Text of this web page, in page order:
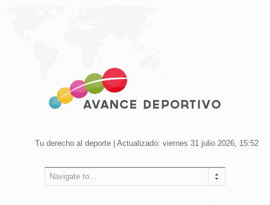
Tu derecho al deporte | Actualizado: viernes 31 julio 2026, 15:52
Navigate to...